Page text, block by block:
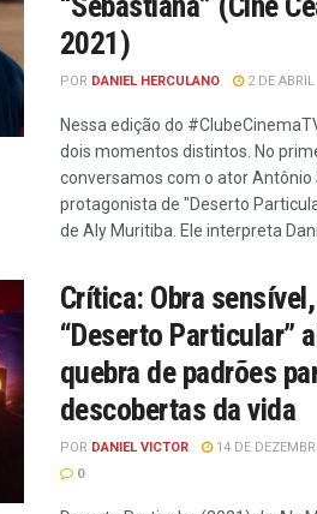
2021)
POR DANIEL HERCULANO 2 DE ABRIL
Nessa edição do
dois momentos distintos. No
conversamos com o ator Antônio
protagonista de "Deserto
de Aly Muritiba. Ele interpreta
Crítica: Obra sensível,
“Deserto Particular”
quebra de padrões
descobertas da vida
POR DANIEL VICTOR
14 DE
0